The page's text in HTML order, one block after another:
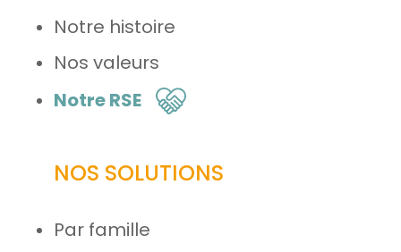
Notre histoire
Nos valeurs
Notre RSE
NOS SOLUTIONS
Par famille